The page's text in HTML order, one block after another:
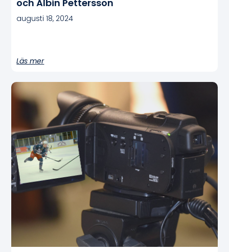
och Albin Pettersson
augusti 18, 2024
Läs mer